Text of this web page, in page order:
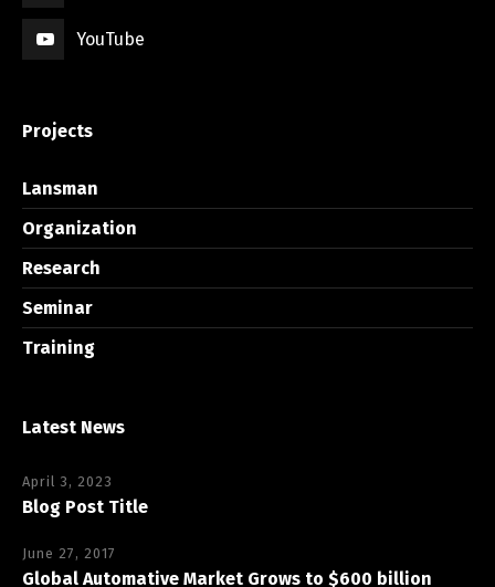
YouTube
Projects
Lansman
Organization
Research
Seminar
Training
Latest News
April 3, 2023
Blog Post Title
June 27, 2017
Global Automative Market Grows to $600 billion